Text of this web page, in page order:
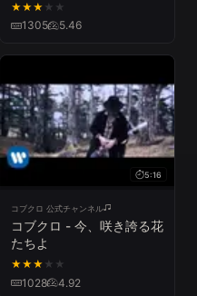
★★★ ★ ★
1305 5.46
5:16
コブクロ 公式チャンネル
コブクロ - 今、咲き誇る花
たちよ
★★★ ★ ★
1028 4.92